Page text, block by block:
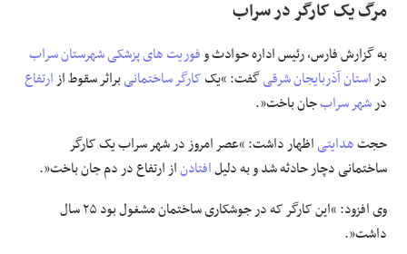
مرگ یک کارگر در سراب
به گزارش فارس، رئیس اداره حوادث وفوریت های پزشکیشهرستان سراب
دراستان آذربایجان شرقیگفت: “یککارگر ساختمانیبراثر سقوط ازارتفاع
درشهر سرابجان باخت”.
حجتهدایتیاظهار داشت: “عصر امروز در شهر سراب یک کارگر
ساختمانی دچار حادثه شد و به دلیلافتادناز ارتفاع در دم جان باخت”.
وی افزود: “این کارگر که در جوشکاری ساختمان مشغول بود ۲۵ سال
داشت”.